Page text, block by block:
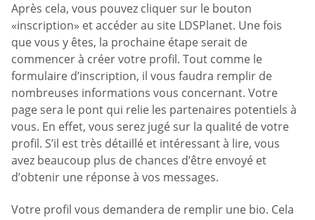
Après cela, vous pouvez cliquer sur le bouton
«inscription» et accéder au site LDSPlanet. Une fois
que vous y êtes, la prochaine étape serait de
commencer à créer votre profil. Tout comme le
formulaire d’inscription, il vous faudra remplir de
nombreuses informations vous concernant. Votre
page sera le pont qui relie les partenaires potentiels à
vous. En effet, vous serez jugé sur la qualité de votre
profil. S’il est très détaillé et intéressant à lire, vous
avez beaucoup plus de chances d’être envoyé et
d’obtenir une réponse à vos messages.
Votre profil vous demandera de remplir une bio. Cela